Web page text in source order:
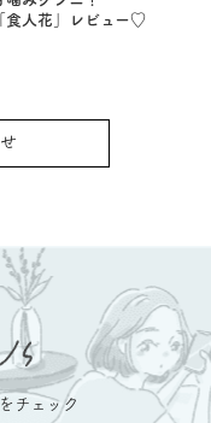
食人花」レビュー♡
チェック